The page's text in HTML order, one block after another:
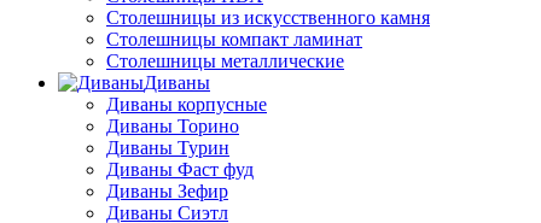
Столешницы из искусственного камня
Столешницы компакт ламинат
Столешницы металлические
Диваны
Диваны корпусные
Диваны Торино
Диваны Турин
Диваны Фаст фуд
Диваны Зефир
Диваны Сиэтл